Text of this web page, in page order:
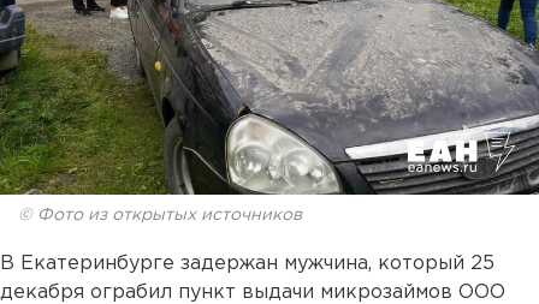
© Фото из открытых источников
В Екатеринбурге задержан мужчина, который 25
декабря ограбил пункт выдачи микрозаймов ООО